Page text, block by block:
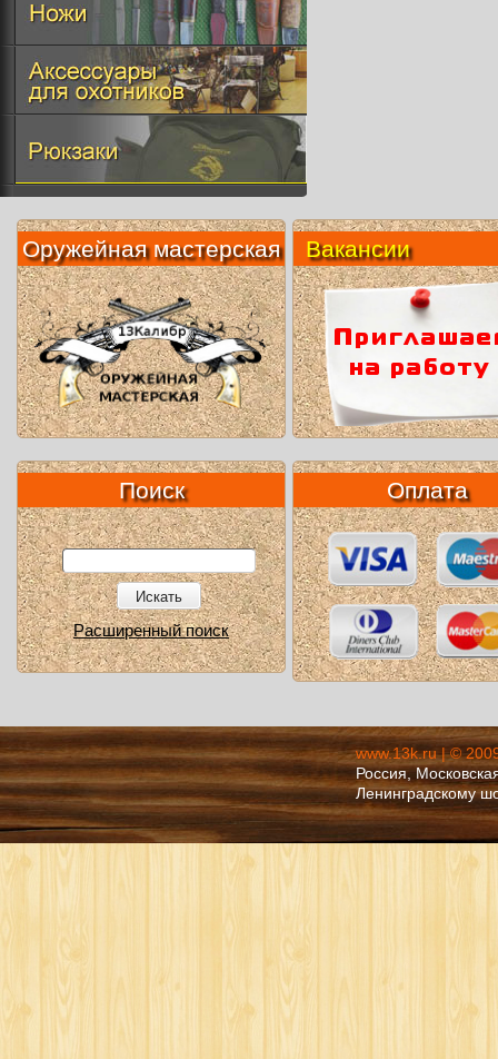
Оружейная мастерскаяВакансии
Поиск
Искать
Расширенный поиск
Оплата
www.13k.ru | ©
Россия,
Ленинградскому